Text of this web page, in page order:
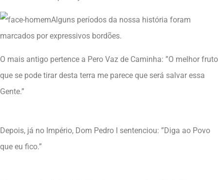
Alguns períodos da nossa história foram
marcados por expressivos bordões.
O mais antigo pertence a Pero Vaz de Caminha: ”O melhor fruto
que se pode tirar desta terra me parece que será salvar essa
Gente.”
Depois, já no Império, Dom Pedro I sentenciou: ”Diga ao Povo
que eu fico.”